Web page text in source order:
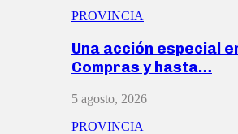
PROVINCIA
Una acción especial
Compras y hasta…
5 agosto, 2026
PROVINCIA